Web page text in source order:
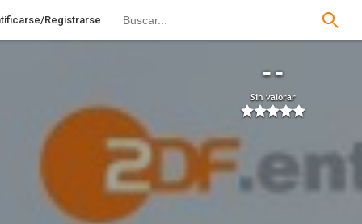
Registrarse
--
Sin valorar